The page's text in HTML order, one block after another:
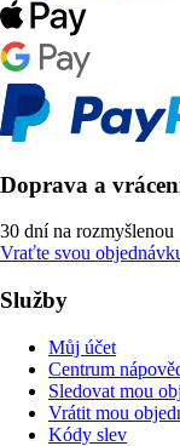
Doprava a
30 dní na rozmyšlenou
Vraťte svou
Služby
Můj účet
Centrum
Sledovat mou
Vrátit mou
Kódy slev